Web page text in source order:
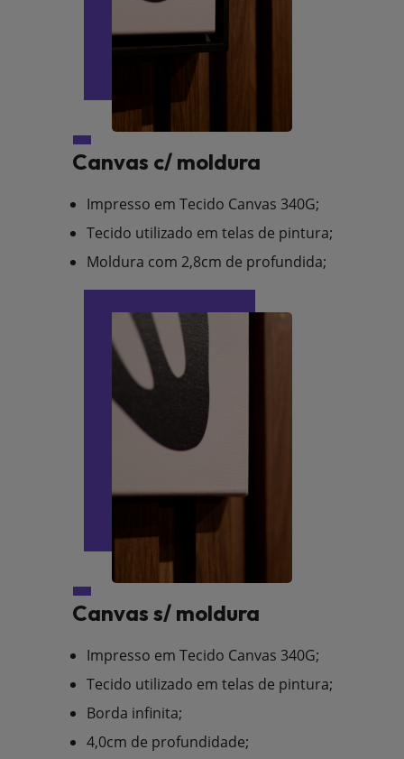
Canvas c/ moldura
Impresso em Tecido Canvas 340G;
Tecido utilizado em telas de pintura;
Moldura com 2,8cm de profundida;
Canvas s/ moldura
Impresso em Tecido Canvas 340G;
Tecido utilizado em telas de pintura;
Borda infinita;
4,0cm de profundidade;